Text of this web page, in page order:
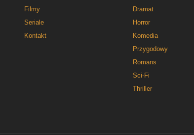
Filmy
Seriale
Kontakt
Dramat
Horror
Komedia
Przygodowy
Romans
Sci-Fi
Thriller